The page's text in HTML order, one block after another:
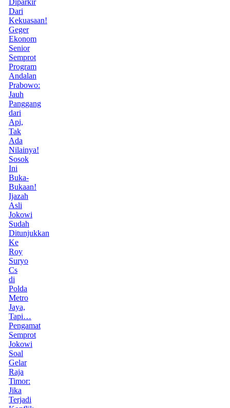
Dari
Kekuasaan!
Geger
Ekonom
Senior
Semprot
Program
Andalan
Prabowo:
Jauh
Panggang
dari
Api,
Tak
Ada
Nilainya!
Sosok
Ini
Buka-
Bukaan!
Ijazah
Asli
Jokowi
Sudah
Ditunjukkan
Ke
Roy
Suryo
Cs
di
Polda
Metro
Jaya,
Tapi…
Pengamat
Semprot
Jokowi
Soal
Gelar
Raja
Timor:
Jika
Terjadi